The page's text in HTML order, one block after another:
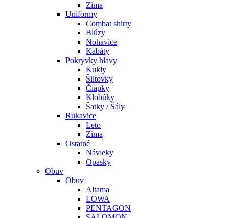
Zima
Uniformy
Combat shirty
Blúzy
Nohavice
Kabáty
Pokrývky hlavy
Kukly
Šiltovky
Čiapky
Klobúky
Šatky / Šály
Rukavice
Leto
Zima
Ostatné
Návleky
Opasky
Obuv
Obuv
Altama
LOWA
PENTAGON